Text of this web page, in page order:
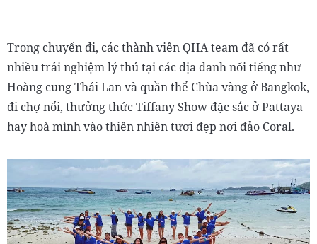
Trong chuyến đi, các thành viên QHA team đã có rất
nhiều trải nghiệm lý thú tại các địa danh nổi tiếng như
Hoàng cung Thái Lan và quần thể Chùa vàng ở Bangkok,
đi chợ nổi, thưởng thức Tiffany Show đặc sắc ở Pattaya
hay hoà mình vào thiên nhiên tươi đẹp nơi đảo Coral.